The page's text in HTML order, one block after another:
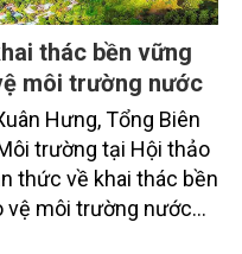
thác bền vững
môi trường nước
Hưng, Tổng Biên
trường tại Hội thảo
thức về khai thác bền
vệ môi trường nước